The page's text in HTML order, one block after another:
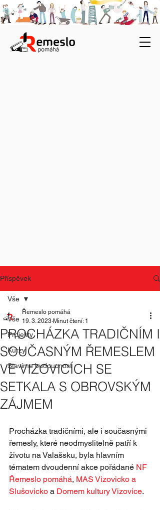
Příspěvek
Vše
Projekty
Kurzy
Stavíme budoucnost
Vše
PROCHÁZKA TRADIČNÍM I
SOUČASNÝM ŘEMESLEM
VE VIZOVICÍCH SE
SETKALA S OBROVSKÝM
ZÁJMEM
Řemeslo pomáhá
19. 3. 2023 Minut čtení: 1
Procházka tradičními, ale i současnými
řemesly, které neodmyslitelně patří k
životu na Valašsku, byla hlavním
tématem dvoudenní akce pořádané NF
Řemeslo pomáhá, MAS Vizovicko a
Slušovicko a Domem kultury Vizovice.